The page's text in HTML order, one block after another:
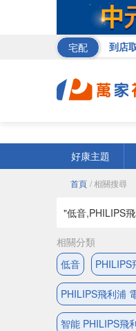
宅配 到店
好康主題
首頁 / 相關搜尋
"低音,PHILIPS
相關分類
低音
PHILIPS
PHILIPS飛利浦
智能 PHILIPS飛